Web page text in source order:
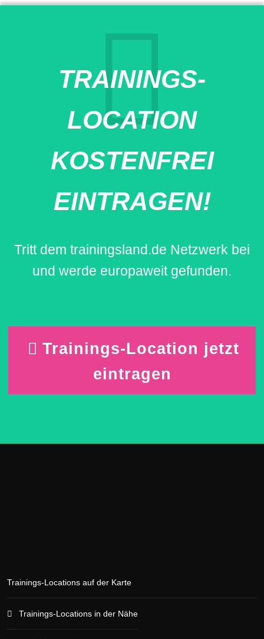
TRAININGS-
LOCATION
KOSTENFREI
EINTRAGEN!
Tritt dem trainingsland.de Netzwerk bei
und werde europaweit gefunden.
Trainings-Location jetzt
eintragen
Trainings-Locations auf der Karte
Trainings-Locations in der Nähe